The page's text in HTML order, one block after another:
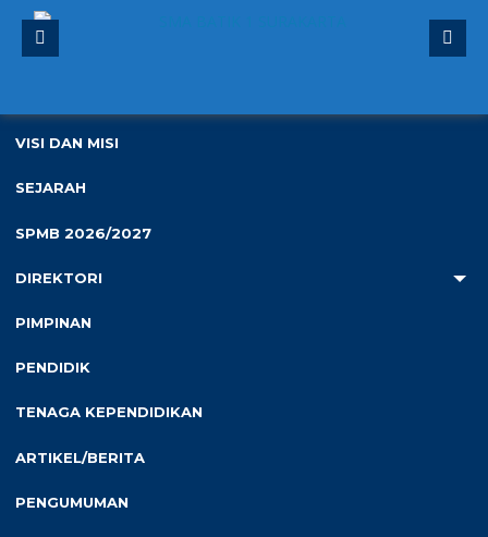
VISI DAN MISI
SEJARAH
SPMB 2026/2027
DIREKTORI
PIMPINAN
PENDIDIK
TENAGA KEPENDIDIKAN
ARTIKEL/BERITA
PENGUMUMAN